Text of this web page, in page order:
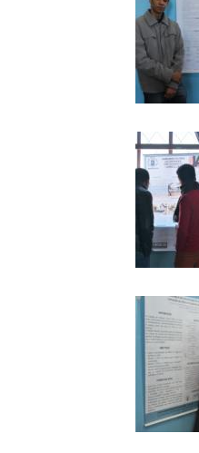
Ministério da Ciência, Tecnologia,
Ministério do Desenvolvimento
Controladoria-Geral da União
Ministério da Mulher, da Família e dos